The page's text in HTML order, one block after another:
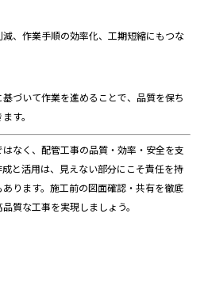
減、作業手順の効率化、工期短縮にもつな
基づいて作業を進める ことで、品質を保ち
ます。
はなく、配管工事の品質・効率・ 安全を支
成と活用は、 見え ない部分に こそ責任を持
あり ます。施工前の図面確認・共有を徹底
品質な工事を実現 しま しょう。